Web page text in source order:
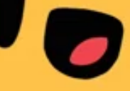
и лайков